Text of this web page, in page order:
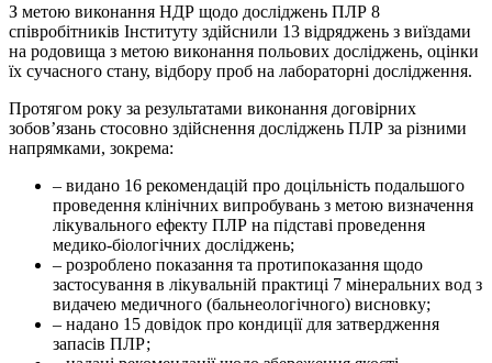
З метою виконання НДР щодо досліджень ПЛР 8
співробітників Інституту здійснили 13 відряджень з виїздами
на родовища з метою виконання польових досліджень, оцінки
їх сучасного стану, відбору проб на лабораторні дослідження.
Протягом року за результатами виконання договірних
зобов’язань стосовно здійснення досліджень ПЛР за різними
напрямками, зокрема:
– видано 16 рекомендацій про доцільність подальшого
проведення клінічних випробувань з метою визначення
лікувального ефекту ПЛР на підставі проведення
медико-біологічних досліджень;
– розроблено показання та протипоказання щодо
застосування в лікувальній практиці 7 мінеральних вод з
видачею медичного (бальнеологічного) висновку;
– надано 15 довідок про кондиції для затвердження
запасів ПЛР;